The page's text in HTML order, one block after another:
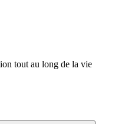
tout au long de la vie